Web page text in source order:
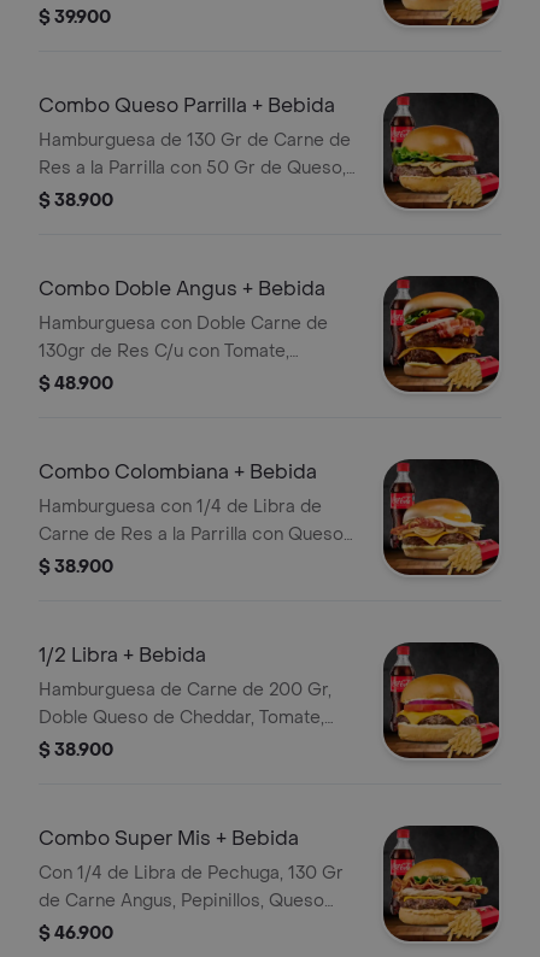
Salsas, Bebida, Chimichurri y
$ 39.900
Combo Queso Parrilla + Bebida
Hamburguesa de 130 Gr de Carne de
Res a la Parrilla con 50 Gr de Queso,
Tomate, Lechuga, Guarnición a
$ 38.900
Combo Doble Angus + Bebida
Hamburguesa con Doble Carne de
130gr de Res C/u con Tomate,
Cebolla, Lechuga, Queso Cheddar,
$ 48.900
Combo Colombiana + Bebida
Hamburguesa con 1/4 de Libra de
Carne de Res a la Parrilla con Queso
Mozzarella, Huevo Frito, Tocineta y
$ 38.900
1/2 Libra + Bebida
Hamburguesa de Carne de 200 Gr,
Doble Queso de Cheddar, Tomate,
Cebolla, Papas y Bebida
$ 38.900
Combo Super Mis + Bebida
Con 1/4 de Libra de Pechuga, 130 Gr
de Carne Angus, Pepinillos, Queso
Cheddar, Tocinera, Lechuga. con
$ 46.900